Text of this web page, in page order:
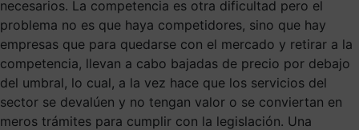
necesarios. La competencia es otra dificultad pero el
problema no es que haya competidores, sino que hay
empresas que para quedarse con el mercado y retirar a la
competencia, llevan a cabo bajadas de precio por debajo
del umbral, lo cual, a la vez hace que los servicios del
sector se devalúen y no tengan valor o se conviertan en
meros trámites para cumplir con la legislación. Una